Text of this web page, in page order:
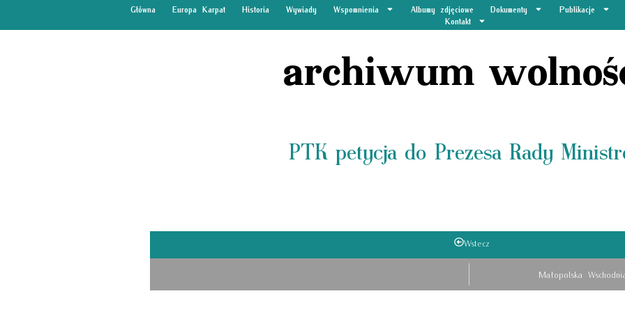
Główna Europa Karpat Historia Wywiady Wspomnienia Albumy zdjęciowe Dokumenty Publikacje
Kontakt
archiwum
PTK petycja do Prezesa Rady
Wstecz
Małopolska